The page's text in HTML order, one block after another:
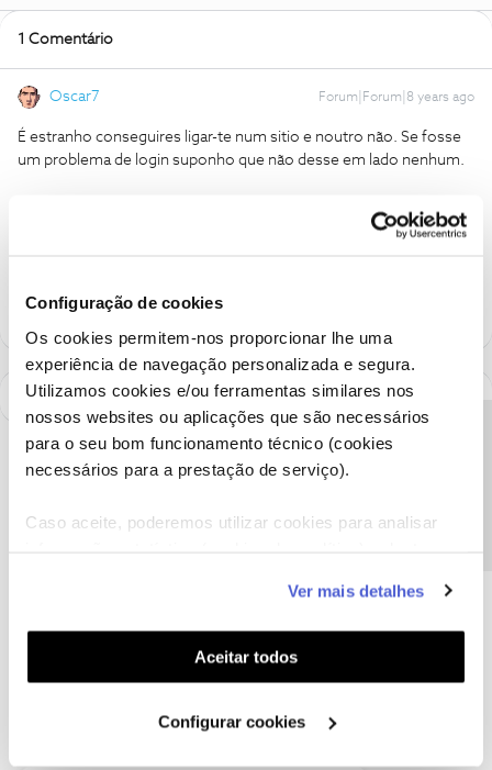
Configuração de cookies
Os cookies permitem-nos proporcionar lhe uma
experiência de navegação personalizada e segura.
Utilizamos cookies e/ou ferramentas similares nos
nossos websites ou aplicações que são necessários
para o seu bom funcionamento técnico (cookies
necessários para a prestação de serviço).
Caso aceite, poderemos utilizar cookies para analisar
funcionalidades (cookies de personalização e
funcionalidade) e adaptar anúncios aos seus interesses
(cookies de publicidade personalizada). Pode gerir a
utilização dos cookies clicando em "Configurar
Ver mais detalhes
Aceitar todos
Configurar cookies
1 Comentário
Oscar7 Forum|Forum|8 years ago
É estranho conseguires ligar-te num sitio e noutro não. Se fosse
um problema de login suponho que não desse em lado nenhum.